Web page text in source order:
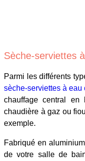
Sèche-serviettes
Parmi les différents
sèche-serviettes à eau
chauffage central
chaudière à gaz ou
exemple.
Fabriqué en
de votre salle de